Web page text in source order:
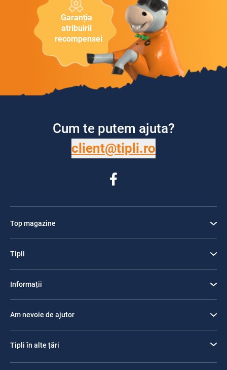
Garanția
atribuirii
recompensei
Cum te putem ajuta?
client@tipli.ro
Top magazine
Tipli
Informații
Am nevoie de ajutor
Tipli în alte țări